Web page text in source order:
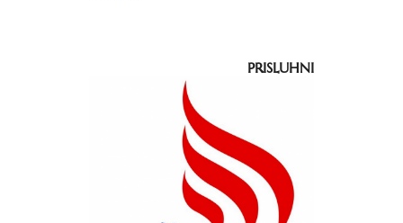
PRISLUHNI